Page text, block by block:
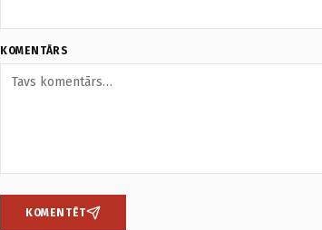
KOMENTĀRS
KOMENTĒT